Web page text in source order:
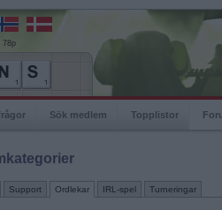
78p
Sök medlem Topplistor
Support Ordlekar IRL-spel Turneringar